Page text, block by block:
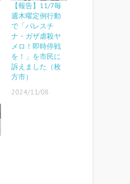
【報告】11/7毎
週木曜定例行動
で「パレスチ
ナ・ガザ虐殺ヤ
メロ！即時停戦
を！」を市民に
訴えました（枚
方市）
2024/11/08